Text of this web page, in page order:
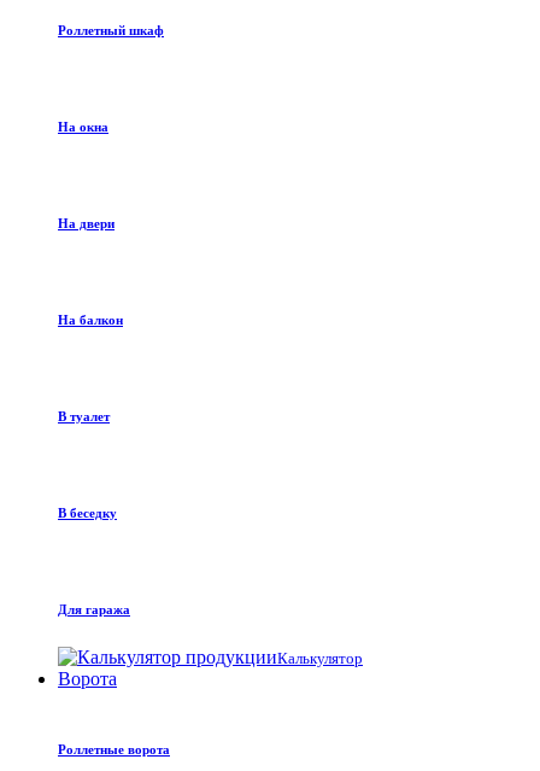
Роллетный шкаф
На окна
На двери
На балкон
В туалет
В беседку
Для гаража
Калькулятор
Ворота
Роллетные ворота